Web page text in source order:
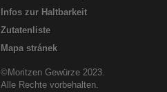
Infos zur Haltbarkeit
Zutatenliste
Mapa stránek
©Moritzen Gewürze 2023.
Alle Rechte vorbehalten.